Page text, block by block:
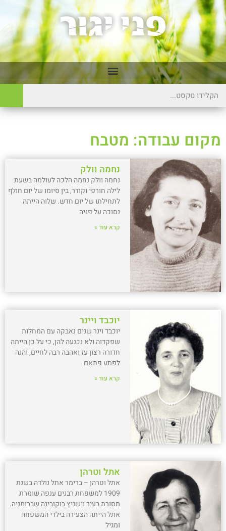
מקום עבודה: מטבח
נחמה וולק
נחמה וולק נחמה הלכה לעולמה בשעת
לילה חורפי וקודר, בין סיומו של יום חולף
לתחילתו של יום חדש. שלוה הייתה
נסוכה על פניה
קרא עוד »
יוכבד ויינר
יוכבד וינר שנים נאבקה עם המחלות
שפקדוה ולא נכנעה להן, כי על כן הייתה
חדורה רצון עז ואהבה רבה לחיים, והנה
לפתע פתאם
קרא עוד »
אתל וטרהן
אתל וטרהן – ברימר אתל נולדה בשנת
1909 למשפחת רבנים ענפה שומרת
מסורת בעיר וישניץ בוקובינה שברומניה.
אתל הייתה הצעירה בילדי המשפחה
ומגיל